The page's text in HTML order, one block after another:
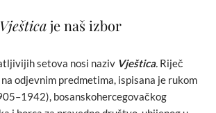
Vješticaje naš izbor
setova nosi naziv Vještica. Riječ
odjevnim predmetima, ispisana je rukom
bosanskohercegovačkog